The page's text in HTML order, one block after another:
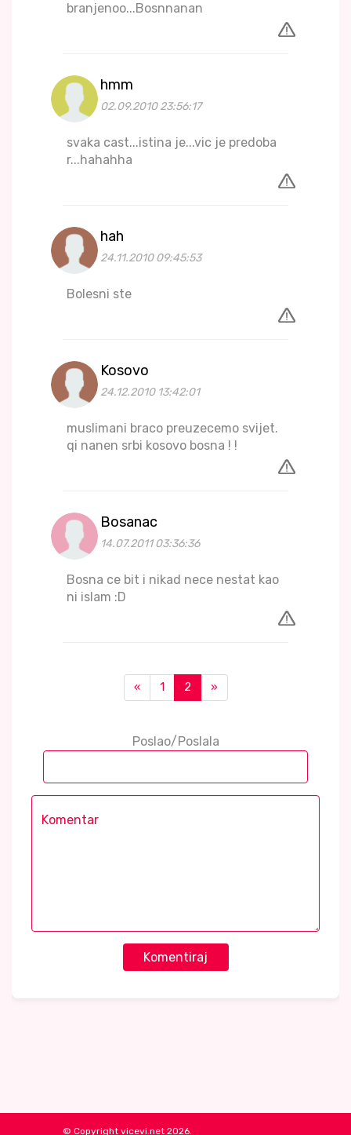
branjenoo...Bosnnanan
hmm
02.09.2010 23:56:17
svaka cast...istina je...vic je predoba
r...hahahha
hah
24.11.2010 09:45:53
Bolesni ste
Kosovo
24.12.2010 13:42:01
muslimani braco preuzecemo svijet.
qi nanen srbi kosovo bosna ! !
Bosanac
14.07.2011 03:36:36
Bosna ce bit i nikad nece nestat kao
ni islam :D
« 1 2 »
Poslao/Poslala
Komentiraj
© Copyright vicevi.net 2026.